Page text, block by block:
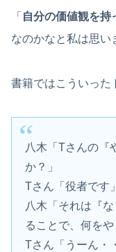
「 自分の価値観を持
なのかなと私は思い
書籍ではこういった
八木「Tさんの『
か？」
Tさん「役者です」
八木「それは『
ることで、何をや
Tさん「うーん・